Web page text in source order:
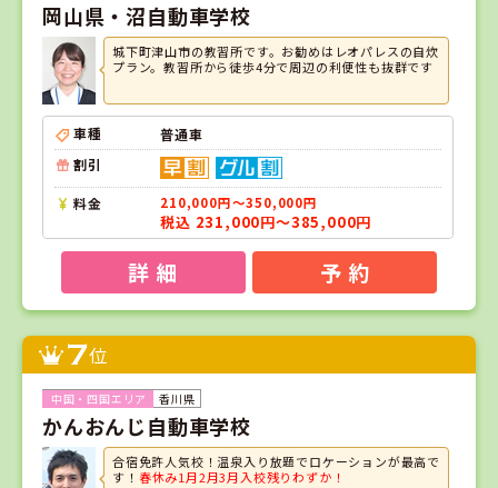
岡山県・沼自動車学校
城下町津山市の教習所です。お勧めはレオパレスの自炊
プラン。教習所から徒歩4分で周辺の利便性も抜群です
車種
普通車
割引
料金 210,000円～350,000円
税込 231,000円～385,000円
詳 細 予 約
7位
香川県
かんおんじ自動車学校
合宿免許人気校！温泉入り放題でロケーションが最高で
す！ 春休み1月2月3月入校残りわずか！